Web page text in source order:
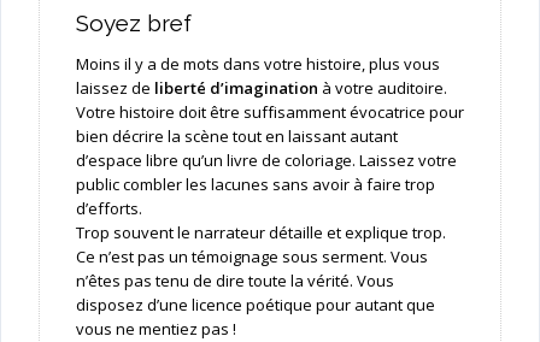
Soyez bref
Moins il y a de mots dans votre histoire, plus vous
laissez de liberté d’imagination à votre auditoire.
Votre histoire doit être suffisamment évocatrice pour
bien décrire la scène tout en laissant autant
d’espace libre qu’un livre de coloriage. Laissez votre
public combler les lacunes sans avoir à faire trop
d’efforts.
Trop souvent le narrateur détaille et explique trop.
Ce n’est pas un témoignage sous serment. Vous
n’êtes pas tenu de dire toute la vérité. Vous
disposez d’une licence poétique pour autant que
vous ne mentiez pas !